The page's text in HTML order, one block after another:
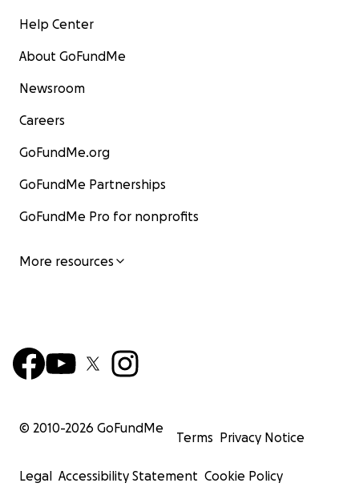
Help Center
About GoFundMe
Newsroom
Careers
GoFundMe.org
GoFundMe Partnerships
GoFundMe Pro for nonprofits
More resources
© 2010-2026 GoFundMe
Terms Privacy Notice
Legal Accessibility Statement Cookie Policy